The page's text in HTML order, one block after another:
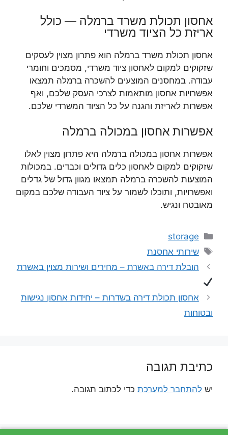
אחסון תכולת משרד ברמלה — כולל
אריזת כל הציוד משרדי
אחסון תכולת משרד ברמלה הוא פתרון מצוין לעסקים
שזקוקים למקום לאחסון ציוד משרדי, מסמכים וחומרי
עבודה. במחסנים המוצעים להשכרה ברמלה תמצאו
אפשרויות אחסון מותאמות לצרכי העסק שלכם, ואף
אפשרות לאריזת והגנה על כל הציוד המשרדי שלכם.
אפשרות אחסון במכולה ברמלה
אפשרות אחסון במכולה ברמלה היא פתרון מצוין לאלו
שזקוקים למקום לאחסון כלים גדולים וכבדים. במכולות
המוצעות להשכרה ברמלה תמצאו מגוון גדול של גדלים
ואפשרויות, ותוכלו לשמור על ציוד העבודה שלכם במקום
מאובטח ונגיש.
קטגוריות
storage
תגיות
שירותי אחסנת
הובלת דירה באשרת – מחירים ושירות מצוין באשרת
אחסון תכולת דירה בשדרות – יחידות אחסון נגישות
ובטוחות
כתיבת תגובה
יש להתחבר למערכת כדי לכתוב תגובה.